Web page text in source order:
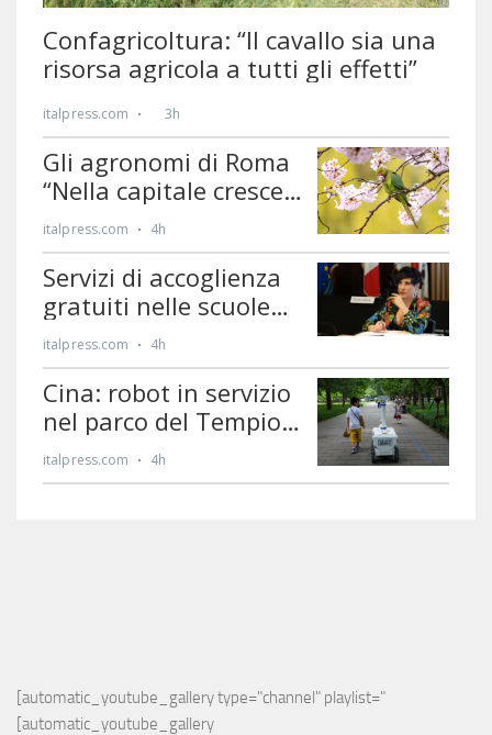
[automatic_youtube_gallery type="channel" playlist="
[automatic_youtube_gallery